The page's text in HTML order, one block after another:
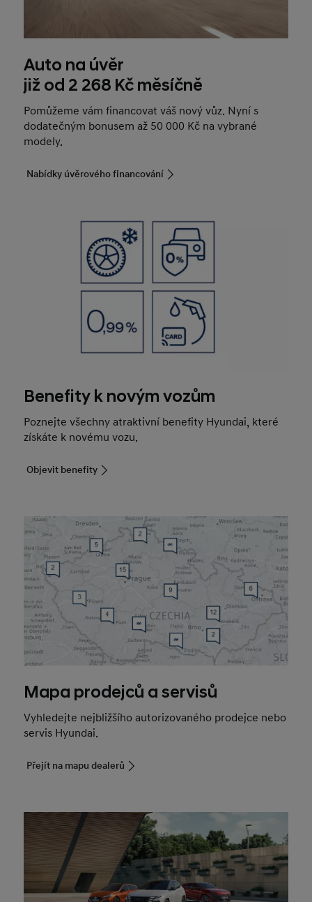
Auto na úvěr
již od 2 268 Kč měsíčně
Pomůžeme vám financovat váš nový vůz. Nyní s
dodatečným bonusem až 50 000 Kč na vybrané
modely.
Nabídky úvěrového financování
Benefity k novým vozům
Poznejte všechny atraktivní benefity Hyundai, které
získáte k novému vozu.
Objevit benefity
Mapa prodejců a servisů
Vyhledejte nejbližšího autorizovaného prodejce nebo
servis Hyundai.
Přejít na mapu dealerů